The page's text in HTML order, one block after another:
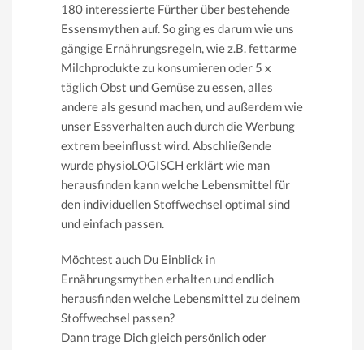
180 interessierte Fürther über bestehende
Essensmythen auf. So ging es darum wie uns
gängige Ernährungsregeln, wie z.B. fettarme
Milchprodukte zu konsumieren oder 5 x
täglich Obst und Gemüse zu essen, alles
andere als gesund machen, und außerdem wie
unser Essverhalten auch durch die Werbung
extrem beeinflusst wird. Abschließende
wurde physioLOGISCH erklärt wie man
herausfinden kann welche Lebensmittel für
den individuellen Stoffwechsel optimal sind
und einfach passen.
Möchtest auch Du Einblick in
Ernährungsmythen erhalten und endlich
herausfinden welche Lebensmittel zu deinem
Stoffwechsel passen?
Dann trage Dich gleich persönlich oder